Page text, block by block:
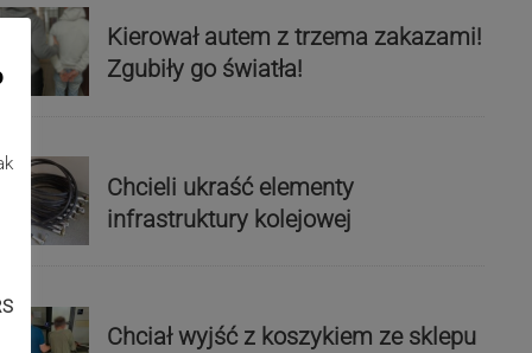
Kierował autem z trzema zakazami!
Zgubiły go światła!
Chcieli ukraść elementy
infrastruktury kolejowej
Chciał wyjść z koszykiem ze sklepu